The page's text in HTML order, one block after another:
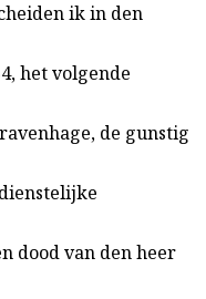
ik in den
het volgende
de gunstig
dood van den heer